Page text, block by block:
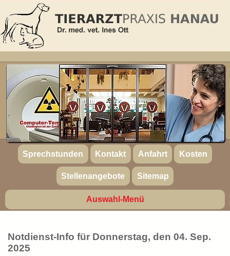
Sprechstunden Kontakt Anfahrt Kosten
Stellenangebote Sitemap
Auswahl-Menü
Notdienst-Info für Donnerstag, den 04. Sep.
2025